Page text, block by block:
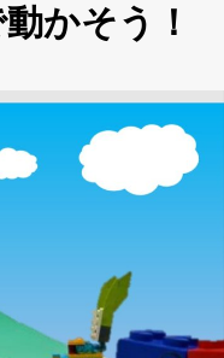
かそう！